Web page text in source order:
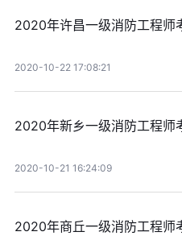
2020年许昌一级消防工程师
2020-10-22 17:08:21
2020年新乡一级消防工程师
2020-10-21 16:24:09
2020年商丘一级消防工程师